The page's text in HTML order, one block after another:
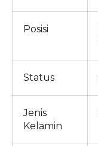
Posisi
Status
Jenis
Kelamin